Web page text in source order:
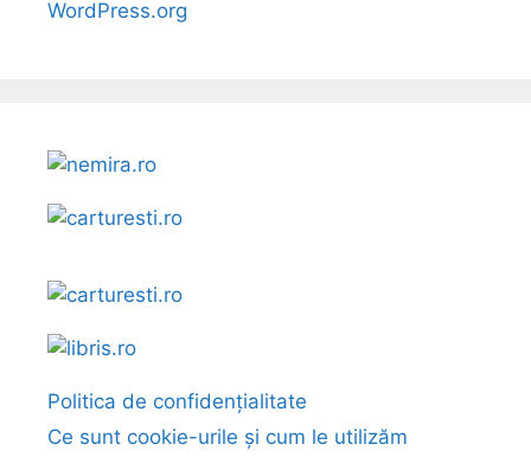
WordPress.org
Politica de confidențialitate
Ce sunt cookie-urile și cum le utilizăm